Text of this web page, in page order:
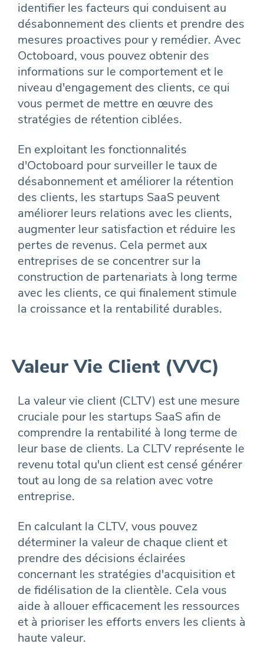
identifier les facteurs qui conduisent au
désabonnement des clients et prendre des
mesures proactives pour y remédier. Avec
Octoboard, vous pouvez obtenir des
informations sur le comportement et le
niveau d'engagement des clients, ce qui
vous permet de mettre en œuvre des
stratégies de rétention ciblées.
En exploitant les fonctionnalités
d'Octoboard pour surveiller le taux de
désabonnement et améliorer la rétention
des clients, les startups SaaS peuvent
améliorer leurs relations avec les clients,
augmenter leur satisfaction et réduire les
pertes de revenus. Cela permet aux
entreprises de se concentrer sur la
construction de partenariats à long terme
avec les clients, ce qui finalement stimule
la croissance et la rentabilité durables.
Valeur Vie Client (VVC)
La valeur vie client (CLTV) est une mesure
cruciale pour les startups SaaS afin de
comprendre la rentabilité à long terme de
leur base de clients. La CLTV représente le
revenu total qu'un client est censé générer
tout au long de sa relation avec votre
entreprise.
En calculant la CLTV, vous pouvez
déterminer la valeur de chaque client et
prendre des décisions éclairées
concernant les stratégies d'acquisition et
de fidélisation de la clientèle. Cela vous
aide à allouer efficacement les ressources
et à prioriser les efforts envers les clients à
haute valeur.